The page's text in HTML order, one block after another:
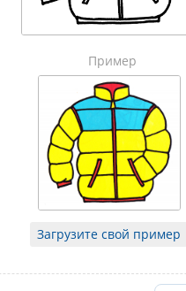
Пример
Загрузите свой пример